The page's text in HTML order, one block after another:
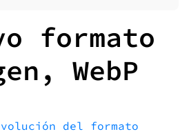
formato
WebP
del formato